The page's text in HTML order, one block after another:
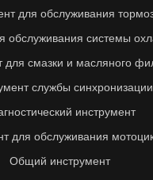
для обслуживания
обслуживания системы
для смазки и масляного
службы синхронизации
инструмент
для обслуживания
Общий инструмент